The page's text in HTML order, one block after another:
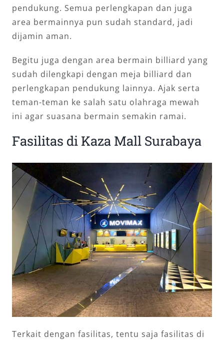
pendukung. Semua perlengkapan dan juga
area bermainnya pun sudah standard, jadi
dijamin aman.
Begitu juga dengan area bermain billiard yang
sudah dilengkapi dengan meja billiard dan
perlengkapan pendukung lainnya. Ajak serta
teman-teman ke salah satu olahraga mewah
ini agar suasana bermain semakin ramai.
Fasilitas di Kaza Mall Surabaya
Terkait dengan fasilitas, tentu saja fasilitas di